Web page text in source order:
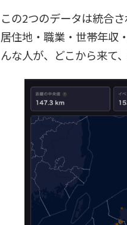
この2つのデータは統合
居住地・職業・世帯年収
んな人が、どこから来て